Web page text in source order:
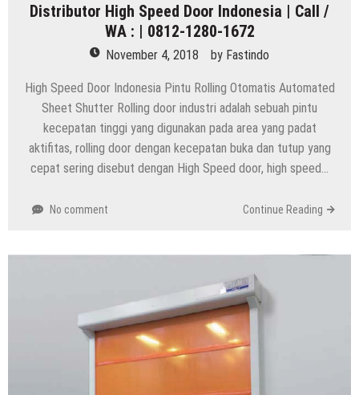
Distributor High Speed Door Indonesia | Call /
WA : | 0812-1280-1672
November 4, 2018 by Fastindo
High Speed Door Indonesia Pintu Rolling Otomatis Automated
Sheet Shutter Rolling door industri adalah sebuah pintu
kecepatan tinggi yang digunakan pada area yang padat
aktifitas, rolling door dengan kecepatan buka dan tutup yang
cepat sering disebut dengan High Speed door, high speed…
No comment Continue Reading